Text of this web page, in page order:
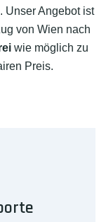
Unser Angebot ist
von Wien nach
wie möglich zu
Preis.